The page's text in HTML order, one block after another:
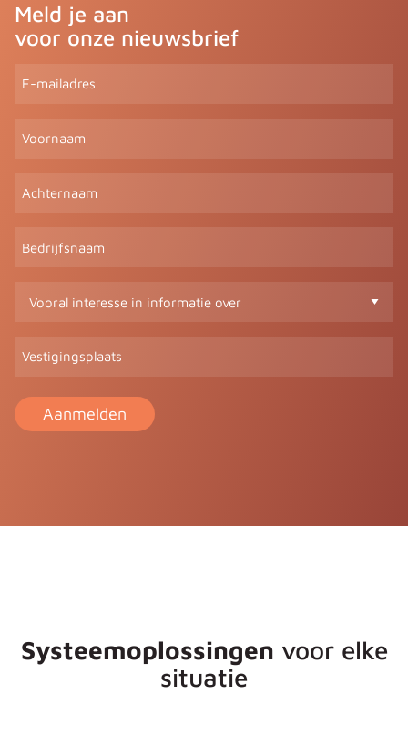
Meld je aan
voor onze nieuwsbrief
E-
Voornaam
Achternaam
Bedrijfsnaam
over
(Vereist)
Vestigingsplaats
Systeemoplossingen voor elke
situatie